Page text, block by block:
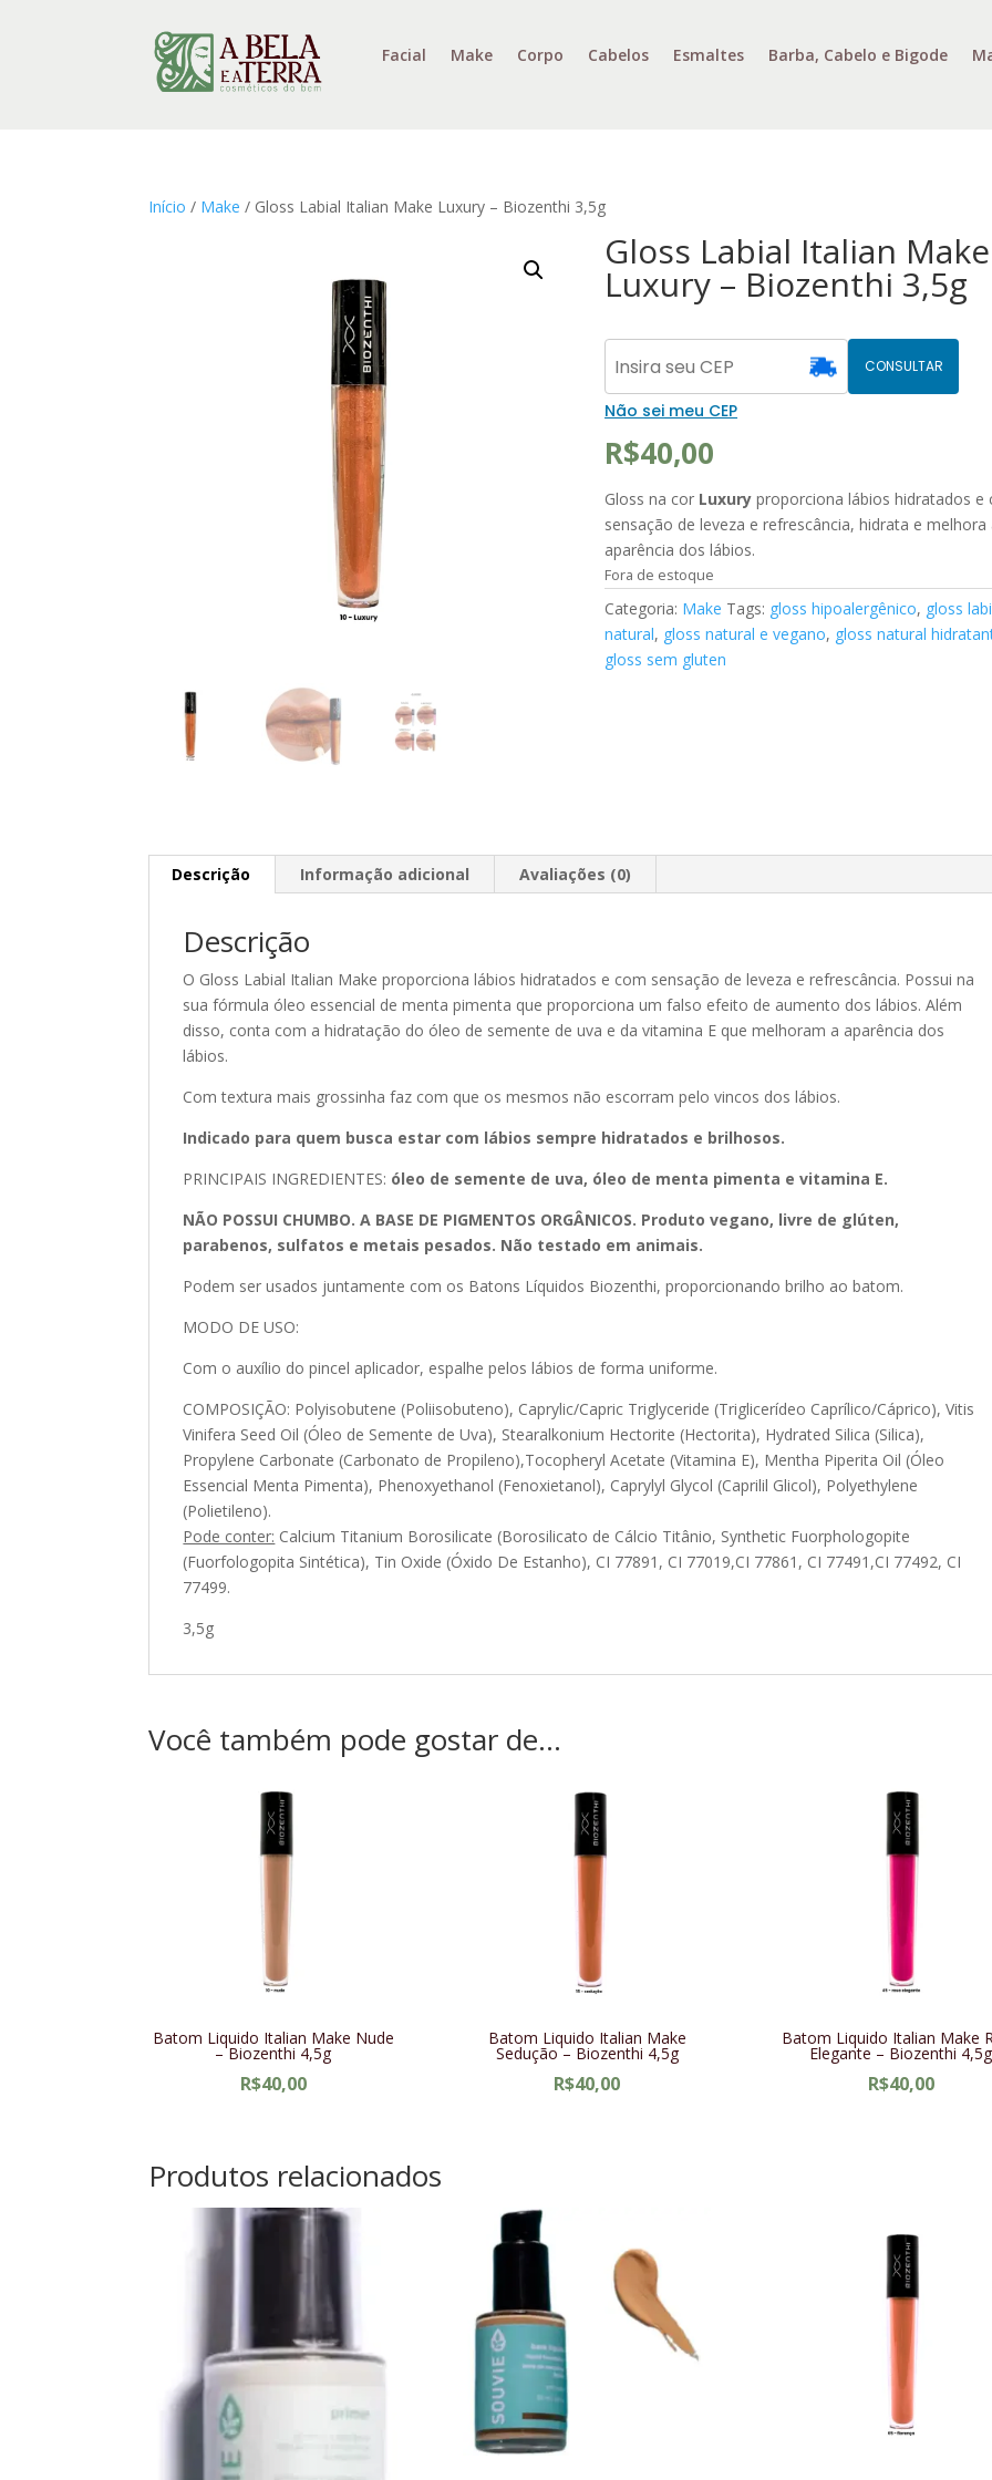
Facial Make Corpo Cabelos Esmaltes Barba, Cabelo e Bigode
Início / Make / Gloss Labial Italian Make Luxury – Biozenthi 3,5g
Gloss Labial Italian Make
Luxury – Biozenthi 3,5g
CONSULTAR
Não sei meu CEP
R$40,00
Gloss na cor Luxury proporciona lábios hidratados e
sensação de leveza e refrescância, hidrata e melhora
aparência dos lábios.
Fora de estoque
Categoria: Make Tags: gloss hipoalergênico, gloss
natural, gloss natural e vegano, gloss natural
gloss sem gluten
Descrição Informação adicional Avaliações (0)
Descrição
O Gloss Labial Italian Make proporciona lábios hidratados e com sensação de leveza e refrescância. Possui na
sua fórmula óleo essencial de menta pimenta que proporciona um falso efeito de aumento dos lábios. Além
disso, conta com a hidratação do óleo de semente de uva e da vitamina E que melhoram a aparência dos
lábios.
Com textura mais grossinha faz com que os mesmos não escorram pelo vincos dos lábios.
Indicado para quem busca estar com lábios sempre hidratados e brilhosos.
PRINCIPAIS INGREDIENTES: óleo de semente de uva, óleo de menta pimenta e vitamina E.
NÃO POSSUI CHUMBO. A BASE DE PIGMENTOS ORGÂNICOS. Produto vegano, livre de glúten,
parabenos, sulfatos e metais pesados. Não testado em animais.
Podem ser usados juntamente com os Batons Líquidos Biozenthi, proporcionando brilho ao batom.
MODO DE USO:
Com o auxílio do pincel aplicador, espalhe pelos lábios de forma uniforme.
COMPOSIÇÃO: Polyisobutene (Poliisobuteno), Caprylic/Capric Triglyceride (Triglicerídeo Caprílico/Cáprico), Vitis
Vinifera Seed Oil (Óleo de Semente de Uva), Stearalkonium Hectorite (Hectorita), Hydrated Silica (Silica),
Propylene Carbonate (Carbonato de Propileno),Tocopheryl Acetate (Vitamina E), Mentha Piperita Oil (Óleo
Essencial Menta Pimenta), Phenoxyethanol (Fenoxietanol), Caprylyl Glycol (Caprilil Glicol), Polyethylene
(Polietileno).
Pode conter: Calcium Titanium Borosilicate (Borosilicato de Cálcio Titânio, Synthetic Fuorphologopite
(Fuorfologopita Sintética), Tin Oxide (Óxido De Estanho), CI 77891, CI 77019,CI 77861, CI 77491,CI 77492, CI
77499.
3,5g
Você também pode gostar de…
Batom Liquido Italian Make Nude
– Biozenthi 4,5g
R$40,00
Batom Liquido Italian Make
Sedução – Biozenthi 4,5g
R$40,00
Batom Liquido Italian Make
Elegante – Biozenthi 4,5g
R$40,00
Produtos relacionados